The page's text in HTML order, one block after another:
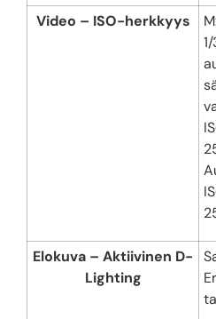
Video – ISO-herkkyys
Elokuva – Aktiivinen D-
Lighting